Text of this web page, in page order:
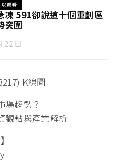
看看
凍 591卻說這十個重劃區
突圍
22 日
K線圖
場趨勢？
觀點與產業解析